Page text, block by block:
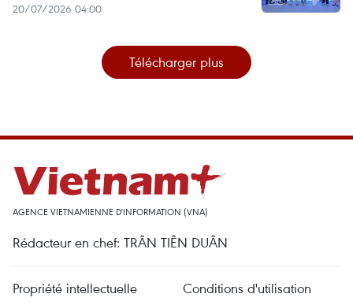
20/07/2026 04:00
Télécharger plus
AGENCE VIETNAMIENNE D'INFORMATION (VNA)
Rédacteur en chef: TRÂN TIÊN DUÂN
Propriété intellectuelle
Conditions d'utilisation